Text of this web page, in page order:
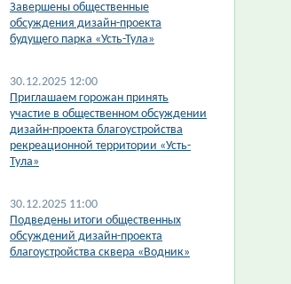
Завершены общественные
обсуждения дизайн-проекта
будущего парка «Усть-Тула»
30.12.2025 12:00
​Приглашаем горожан принять
участие в общественном обсуждении
дизайн-проекта благоустройства
рекреационной территории «Усть-
Тула»
30.12.2025 11:00
Подведены итоги общественных
обсуждений дизайн-проекта
благоустройства сквера «Водник»